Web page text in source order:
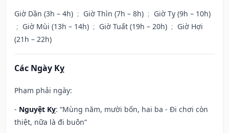
Giờ Dần (3h – 4h) ; Giờ Thìn (7h – 8h) ; Giờ Tỵ (9h – 10h)
; Giờ Mùi (13h – 14h) ; Giờ Tuất (19h – 20h) ; Giờ Hợi
(21h – 22h)
Các Ngày Kỵ
Phạm phải ngày:
- Nguyệt Kỵ: “Mùng năm, mười bốn, hai ba - Đi chơi còn
thiệt, nữa là đi buôn”